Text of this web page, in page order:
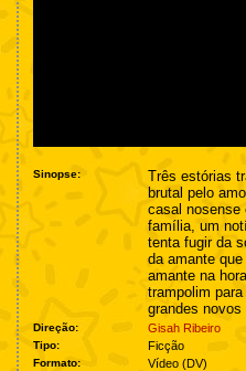
Sinopse:
Três estórias
brutal pelo
casal nosense
família, um
tenta fugir da
da amante
amante na
trampolim
grandes
Direção: Gisah Ribeiro
Tipo: Ficção
Formato: Vídeo (DV)